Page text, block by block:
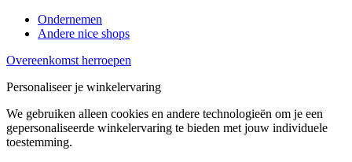
Ondernemen
Andere nice shops
Overeenkomst herroepen
Personaliseer je winkelervaring
We gebruiken alleen cookies en andere technologieën om je een
gepersonaliseerde winkelervaring te bieden met jouw individuele
toestemming.